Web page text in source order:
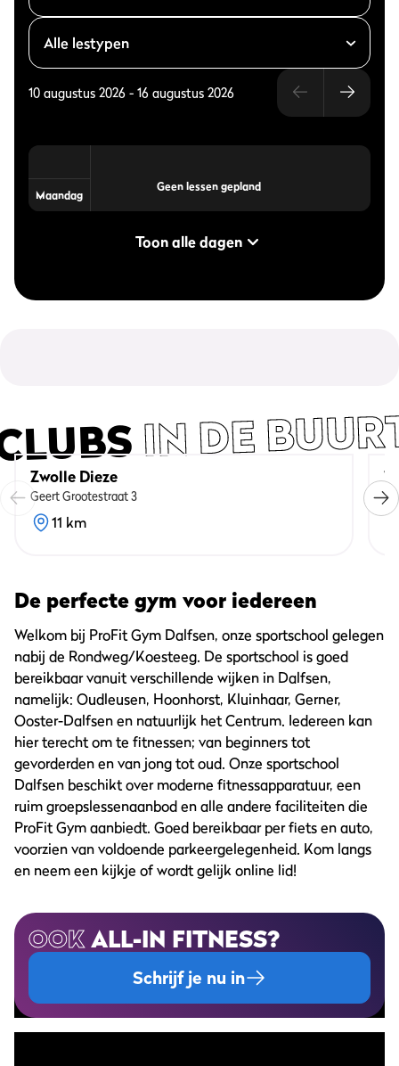
10 augustus 2026 - 16 augustus 2026
Maandag
Geen lessen gepland
Toon alle dagen
Op aanvraag
IN DE
Zwolle Dieze
Geert Grootestraat 3
11 km
De perfecte gym voor iedereen
Welkom bij ProFit Gym Dalfsen, onze sportschool gelegen
nabij de Rondweg/Koesteeg. De sportschool is goed
bereikbaar vanuit verschillende wijken in Dalfsen,
namelijk: Oudleusen, Hoonhorst, Kluinhaar, Gerner,
Ooster-Dalfsen en natuurlijk het Centrum. Iedereen kan
hier terecht om te fitnessen; van beginners tot
gevorderden en van jong tot oud. Onze sportschool
Dalfsen beschikt over moderne fitnessapparatuur, een
ruim groepslessenaanbod en alle andere faciliteiten die
ProFit Gym aanbiedt. Goed bereikbaar per fiets en auto,
voorzien van voldoende parkeergelegenheid. Kom langs
en neem een kijkje of wordt gelijk online lid!
OOKALL-IN FITNESS?
Schrijf je nu in